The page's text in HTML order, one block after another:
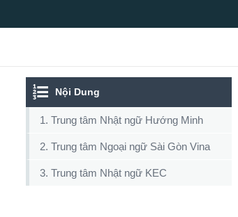
Nội Dung
1. Trung tâm Nhật ngữ Hướng Minh
2. Trung tâm Ngoại ngữ Sài Gòn Vina
3. Trung tâm Nhật ngữ KEC